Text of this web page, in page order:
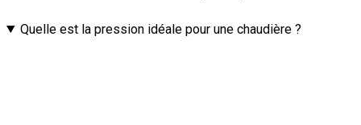
Quelle est la pression idéale pour une chaudière ?